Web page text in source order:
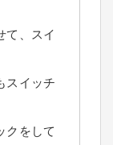
て、スイ
スイッチ
クをして